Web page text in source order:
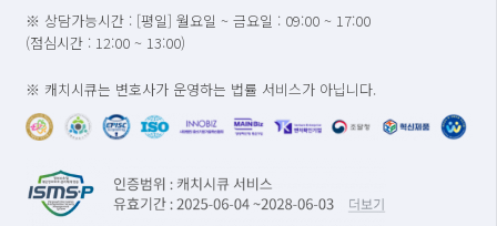
※ 상담가능시간 : [평일] 월요일 ~ 금요일 : 09:00 ~ 17:00
(점심시간 : 12:00 ~ 13:00)
※ 캐치시큐는 변호사가 운영하는 법률 서비스가 아닙니다.